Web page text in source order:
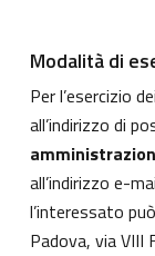
Modalità di
Per l’esercizio
all’indirizzo di
all’indirizzo e-
l’interessato
Padova, via VIII